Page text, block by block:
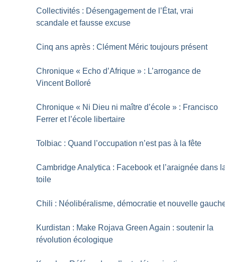
Collectivités : Désengagement de l’État, vrai
scandale et fausse excuse
Cinq ans après : Clément Méric toujours présent
Chronique « Echo d’Afrique » : L’arrogance de
Vincent Bolloré
Chronique « Ni Dieu ni maître d’école » : Francisco
Ferrer et l’école libertaire
Tolbiac : Quand l’occupation n’est pas à la fête
Cambridge Analytica : Facebook et l’araignée dans
toile
Chili : Néolibéralisme, démocratie et nouvelle
Kurdistan : Make Rojava Green Again : soutenir la
révolution écologique